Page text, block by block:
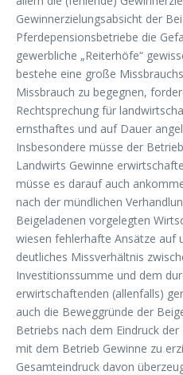
Gewinnerzielungsabsicht der
Pferdepensionsbetriebe die
gewerbliche „Reiterhöfe“
bestehe eine große
Missbrauch zu begegnen,
Rechtsprechung für
ernsthaftes und auf Dauer
Insbesondere müsse der
Landwirts Gewinne
müsse es darauf auch
nach der mündlichen
Beigeladenen vorgelegten
wiesen fehlerhafte Ansätze auf
deutliches Missverhältnis
Investitionssumme und dem
erwirtschaftenden (allenfalls)
auch die Beweggründe der
Betriebs nach dem Eindruck
mit dem Betrieb Gewinne zu
Gesamteindruck davon